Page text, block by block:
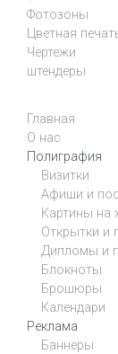
Фотозоны
Цветная
Чертежи
штендеры
Главная
О нас
Полиграфия
Визитки
Афиши и
Картины на
Открытки и
Дипломы и
Блокноты
Брошюры
Календари
Реклама
Баннеры